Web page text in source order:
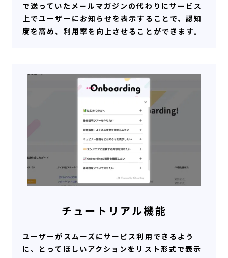
で送っていたメールマガジンの代わりにサービス
上でユーザーにお知らせを表示することで、認知
度を高め、利用率を向上させることができます。
チュートリアル機能
ユーザーがスムーズにサービス利用できるよう
に、とってほしいアクションをリスト形式で表示